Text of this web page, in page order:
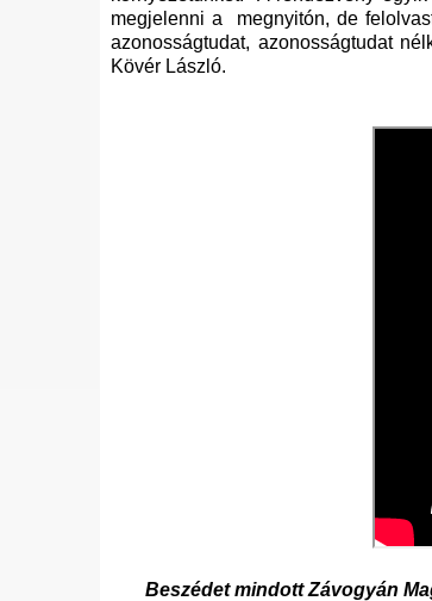
megjelenni a megnyitón, de
azonosságtudat, azonosságtudat
Kövér László.
Beszédet mindott Závogyán